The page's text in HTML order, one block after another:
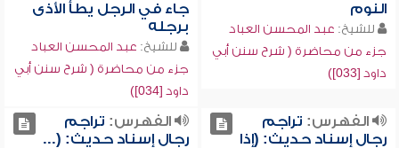
النوم
للشيخ: عبد المحسن العباد
جزء من محاضرة ( شرح سنن أبي
داود [033])
جاء في الرجل يطأ الأذى
برجله
للشيخ: عبد المحسن العباد
جزء من محاضرة ( شرح سنن أبي
داود [034])
الفهرس: تراجم
رجال إسناد حديث: (إذا
الفهرس: تراجم
رجال إسناد حديث: (...